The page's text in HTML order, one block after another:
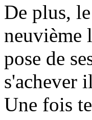
De plus,
neuvième
pose de
s'achever
Une fois